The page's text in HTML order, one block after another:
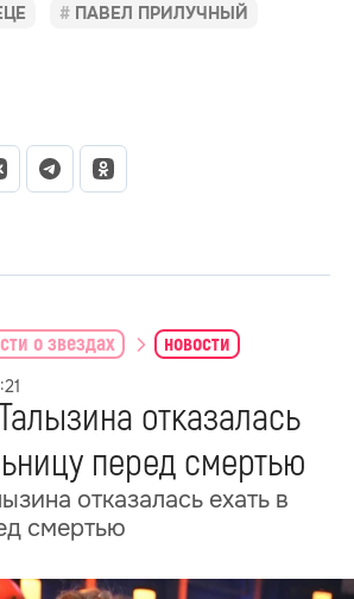
ПАВЕЛ ПРИЛУЧНЫЙ
о звездах новости
отказалась
перед смертью
отказалась ехать в
смертью